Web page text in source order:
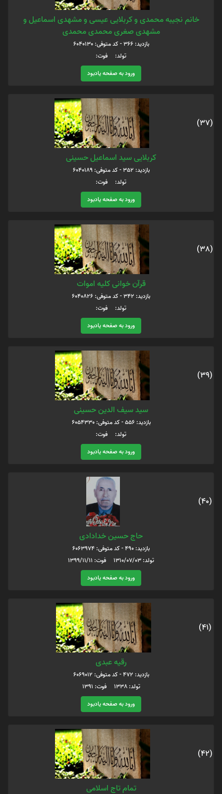
خانم نجیبه محمدی و کربلایی عیسی و مشهدی اسماعیل و
مشهدی صغری محمدی محمدی
بازدید: 366 - کد متوفی: 6040130
تولد: فوت:
ورود به صفحه یادبود
(37)
کربلایی سید اسماعیل حسینی
بازدید: 352 - کد متوفی: 6040189
تولد: فوت:
ورود به صفحه یادبود
(38)
قرآن خوانی کلیه اموات
بازدید: 342 - کد متوفی: 6040826
تولد: فوت:
ورود به صفحه یادبود
(39)
سید سیف الدین حسینی
بازدید: 556 - کد متوفی: 6054330
تولد: فوت:
ورود به صفحه یادبود
(40)
حاج حسین خدادادی
بازدید: 490 - کد متوفی: 6063974
تولد: 1310/07/03 فوت: 1399/11/11
ورود به صفحه یادبود
(41)
رقیه عبدی
بازدید: 472 - کد متوفی: 6069012
تولد: 1338 فوت: 1391
ورود به صفحه یادبود
(42)
تمام تاج اسلامی